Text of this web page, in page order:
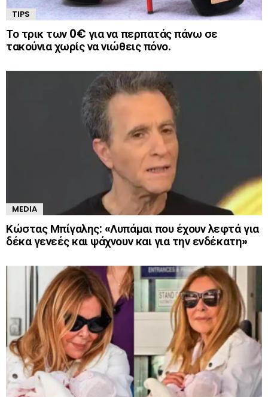
TIPS
Το τρικ των 0€ για να περπατάς πάνω σε
τακούνια χωρίς να νιώθεις πόνο.
MEDIA
Κώστας Μπίγαλης: «Λυπάμαι που έχουν λεφτά για
δέκα γενεές και ψάχνουν και για την ενδέκατη»